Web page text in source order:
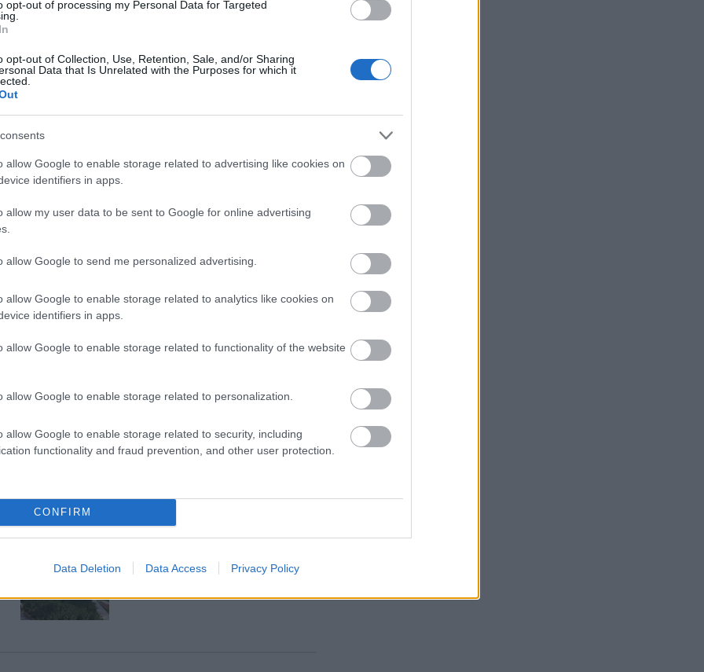
opt-out of processing my Personal Data for Targeted
opt-out of Collection, Use, Retention, Sale, and/or Sharing
Data that Is Unrelated with the Purposes for which it
allow Google to enable storage related to advertising like cookies on
identifiers in apps.
allow my user data to be sent to Google for online advertising
allow Google to send me personalized advertising.
allow Google to enable storage related to analytics like cookies on
identifiers in apps.
allow Google to enable storage related to functionality of the website
allow Google to enable storage related to personalization.
allow Google to enable storage related to security, including
functionality and fraud prevention, and other user protection.
CONFIRM
Data Deletion Data Access Privacy Policy
Paks II.: Mit jelent az 5. blokk új
mérföldköve a felülvizsgálat
közelében lévő logisztikai bázis út-
vezetéken múlt Bicske vízellátása
készül Mohács a csata ötszázadik